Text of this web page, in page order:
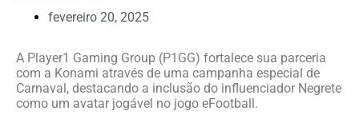
fevereiro 20, 2025
A Player1 Gaming Group (P1GG) fortalece sua parceria
com a Konami através de uma campanha especial de
Carnaval, destacando a inclusão do influenciador Negrete
como um avatar jogável no jogo eFootball.